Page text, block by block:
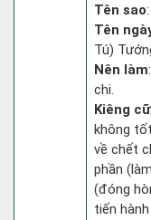
Tên sao
Tên
Tú)
Nên làm
chi.
Kiêng cữ
không
về chết
phần
(đóng
tiến